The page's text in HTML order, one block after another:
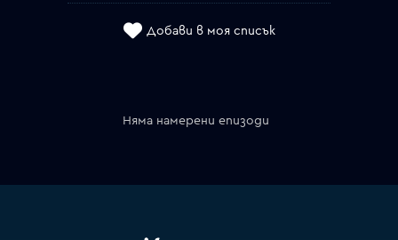
Добави в моя списък
Няма намерени епизоди